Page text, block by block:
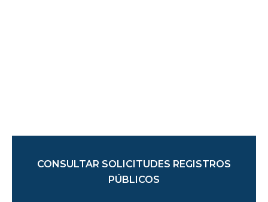
CONSULTAR SOLICITUDES REGISTROS
PÚBLICOS